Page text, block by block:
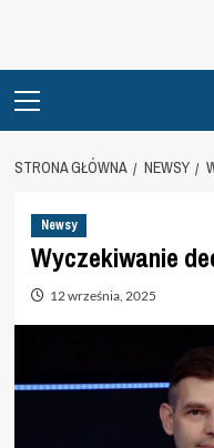
Menu
STRONA GŁÓWNA NEWSY
Newsy
Wyczekiwanie
12 września, 2025